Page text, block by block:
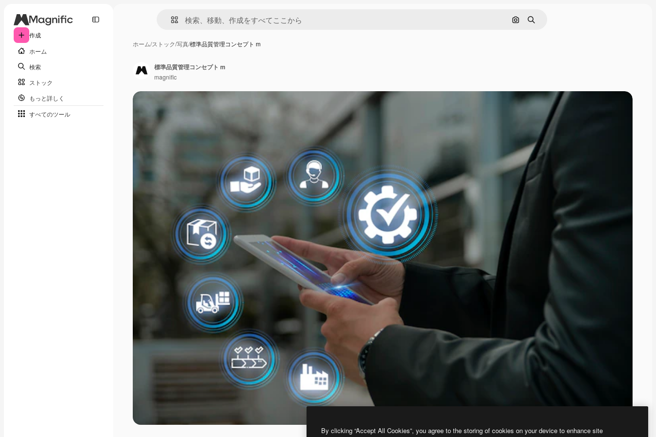
作成
ホーム
検索
ストック
もっと詳しく
すべてのツール
画像で検索
検索
ホーム/ストック/写真/標準品質管理コンセプト m
標準品質管理コンセプト m
magnific
By clicking “Accept All Cookies”, you agree to the storing of cookies on your device to enhance site